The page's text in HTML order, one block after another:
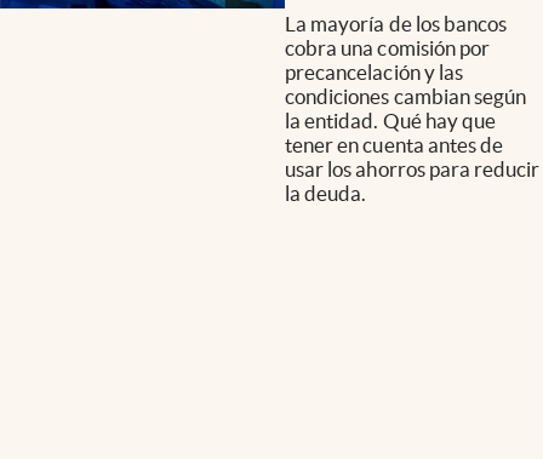
La mayoría de los bancos
cobra una comisión por
precancelación y las
condiciones cambian según
la entidad. Qué hay que
tener en cuenta antes de
usar los ahorros para reducir
la deuda.